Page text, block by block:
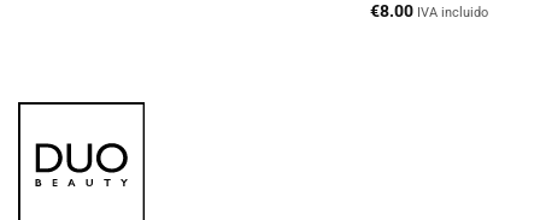
€8.00 IVA incluido